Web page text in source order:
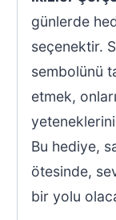
günlerde
seçenektir.
sembolünü
etmek,
Bu hediye,
ötesinde,
bir yolu